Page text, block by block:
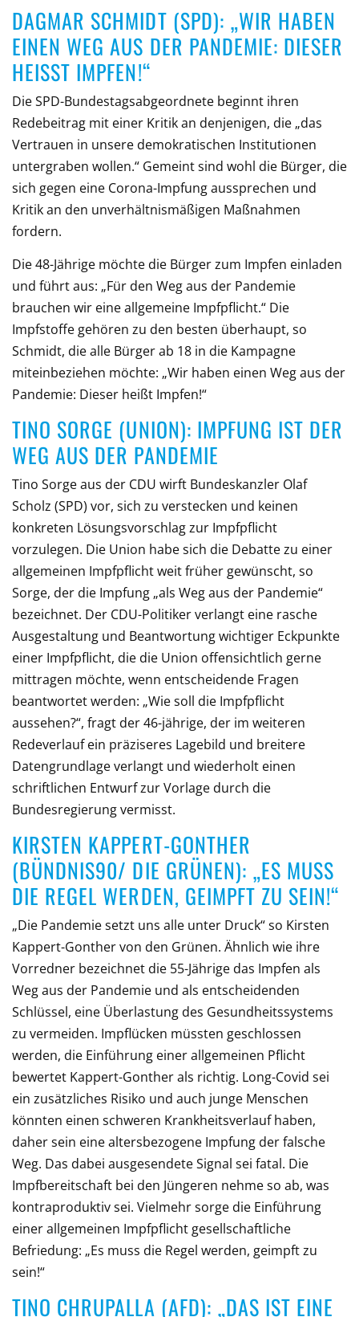
DAGMAR SCHMIDT (SPD): „WIR HABEN
EINEN WEG AUS DER PANDEMIE: DIESER
HEISST IMPFEN!“
Die SPD-Bundestagsabgeordnete beginnt ihren
Redebeitrag mit einer Kritik an denjenigen, die „das
Vertrauen in unsere demokratischen Institutionen
untergraben wollen.“ Gemeint sind wohl die Bürger, die
sich gegen eine Corona-Impfung aussprechen und
Kritik an den unverhältnismäßigen Maßnahmen
fordern.
Die 48-Jährige möchte die Bürger zum Impfen einladen
und führt aus: „Für den Weg aus der Pandemie
brauchen wir eine allgemeine Impfpflicht.“ Die
Impfstoffe gehören zu den besten überhaupt, so
Schmidt, die alle Bürger ab 18 in die Kampagne
miteinbeziehen möchte: „Wir haben einen Weg aus der
Pandemie: Dieser heißt Impfen!“
TINO SORGE (UNION): IMPFUNG IST DER
WEG AUS DER PANDEMIE
Tino Sorge aus der CDU wirft Bundeskanzler Olaf
Scholz (SPD) vor, sich zu verstecken und keinen
konkreten Lösungsvorschlag zur Impfpflicht
vorzulegen. Die Union habe sich die Debatte zu einer
allgemeinen Impfpflicht weit früher gewünscht, so
Sorge, der die Impfung „als Weg aus der Pandemie“
bezeichnet. Der CDU-Politiker verlangt eine rasche
Ausgestaltung und Beantwortung wichtiger Eckpunkte
einer Impfpflicht, die die Union offensichtlich gerne
mittragen möchte, wenn entscheidende Fragen
beantwortet werden: „Wie soll die Impfpflicht
aussehen?“, fragt der 46-jährige, der im weiteren
Redeverlauf ein präziseres Lagebild und breitere
Datengrundlage verlangt und wiederholt einen
schriftlichen Entwurf zur Vorlage durch die
Bundesregierung vermisst.
KIRSTEN KAPPERT-GONTHER
(BÜNDNIS90/ DIE GRÜNEN): „ES MUSS
DIE REGEL WERDEN, GEIMPFT ZU SEIN!“
„Die Pandemie setzt uns alle unter Druck“ so Kirsten
Kappert-Gonther von den Grünen. Ähnlich wie ihre
Vorredner bezeichnet die 55-Jährige das Impfen als
Weg aus der Pandemie und als entscheidenden
Schlüssel, eine Überlastung des Gesundheitssystems
zu vermeiden. Impflücken müssten geschlossen
werden, die Einführung einer allgemeinen Pflicht
bewertet Kappert-Gonther als richtig. Long-Covid sei
ein zusätzliches Risiko und auch junge Menschen
könnten einen schweren Krankheitsverlauf haben,
daher sein eine altersbezogene Impfung der falsche
Weg. Das dabei ausgesendete Signal sei fatal. Die
Impfbereitschaft bei den Jüngeren nehme so ab, was
kontraproduktiv sei. Vielmehr sorge die Einführung
einer allgemeinen Impfpflicht gesellschaftliche
Befriedung: „Es muss die Regel werden, geimpft zu
sein!“
TINO CHRUPALLA (AFD): „DAS IST EINE